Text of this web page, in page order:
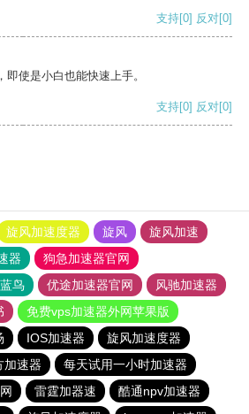
支持[0] 反对[0]
使是小白也能快速上手。
支持[0] 反对[0]
旋风加速度器 旋风
旋风加速
器
狗急加速器官网
鸟 优途加速器官网
风驰加速器
免费vps加速器外网苹果版
IOS加速器
旋风加速度器
加速器
每天试用一小时加速器
雷霆加器速
酷通npv加速器